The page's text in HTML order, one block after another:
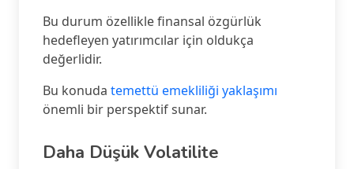
Bu durum özellikle finansal özgürlük
hedefleyen yatırımcılar için oldukça
değerlidir.
Bu konuda temettü emekliliği yaklaşımı
önemli bir perspektif sunar.
Daha Düşük Volatilite